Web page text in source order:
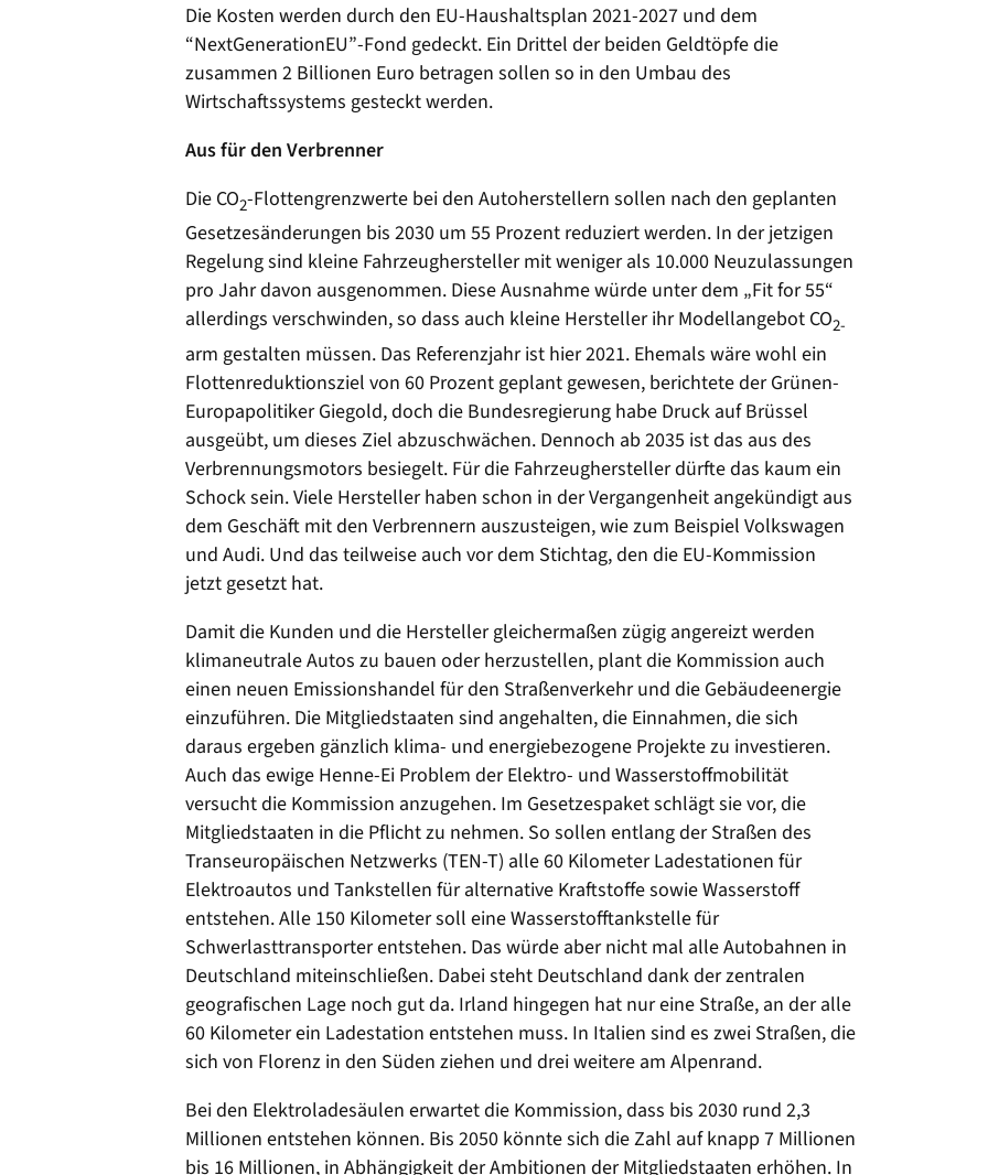
Die Kosten werden durch den EU-Haushaltsplan 2021-2027 und dem
“NextGenerationEU”-Fond gedeckt. Ein Drittel der beiden Geldtöpfe die
zusammen 2 Billionen Euro betragen sollen so in den Umbau des
Wirtschaftssystems gesteckt werden.
Aus für den Verbrenner
Die CO2-Flottengrenzwerte bei den Autoherstellern sollen nach den geplanten
Gesetzesänderungen bis 2030 um 55 Prozent reduziert werden. In der jetzigen
Regelung sind kleine Fahrzeughersteller mit weniger als 10.000 Neuzulassungen
pro Jahr davon ausgenommen. Diese Ausnahme würde unter dem „Fit for 55“
allerdings verschwinden, so dass auch kleine Hersteller ihr Modellangebot CO2-
arm gestalten müssen. Das Referenzjahr ist hier 2021. Ehemals wäre wohl ein
Flottenreduktionsziel von 60 Prozent geplant gewesen, berichtete der Grünen-
Europapolitiker Giegold, doch die Bundesregierung habe Druck auf Brüssel
ausgeübt, um dieses Ziel abzuschwächen. Dennoch ab 2035 ist das aus des
Verbrennungsmotors besiegelt. Für die Fahrzeughersteller dürfte das kaum ein
Schock sein. Viele Hersteller haben schon in der Vergangenheit angekündigt aus
dem Geschäft mit den Verbrennern auszusteigen, wie zum Beispiel Volkswagen
und Audi. Und das teilweise auch vor dem Stichtag, den die EU-Kommission
jetzt gesetzt hat.
Damit die Kunden und die Hersteller gleichermaßen zügig angereizt werden
klimaneutrale Autos zu bauen oder herzustellen, plant die Kommission auch
einen neuen Emissionshandel für den Straßenverkehr und die Gebäudeenergie
einzuführen. Die Mitgliedstaaten sind angehalten, die Einnahmen, die sich
daraus ergeben gänzlich klima- und energiebezogene Projekte zu investieren.
Auch das ewige Henne-Ei Problem der Elektro- und Wasserstoffmobilität
versucht die Kommission anzugehen. Im Gesetzespaket schlägt sie vor, die
Mitgliedstaaten in die Pflicht zu nehmen. So sollen entlang der Straßen des
Transeuropäischen Netzwerks (TEN-T) alle 60 Kilometer Ladestationen für
Elektroautos und Tankstellen für alternative Kraftstoffe sowie Wasserstoff
entstehen. Alle 150 Kilometer soll eine Wasserstofftankstelle für
Schwerlasttransporter entstehen. Das würde aber nicht mal alle Autobahnen in
Deutschland miteinschließen. Dabei steht Deutschland dank der zentralen
geografischen Lage noch gut da. Irland hingegen hat nur eine Straße, an der alle
60 Kilometer ein Ladestation entstehen muss. In Italien sind es zwei Straßen, die
sich von Florenz in den Süden ziehen und drei weitere am Alpenrand.
Bei den Elektroladesäulen erwartet die Kommission, dass bis 2030 rund 2,3
Millionen entstehen können. Bis 2050 könnte sich die Zahl auf knapp 7 Millionen
bis 16 Millionen, in Abhängigkeit der Ambitionen der Mitgliedstaaten erhöhen. In